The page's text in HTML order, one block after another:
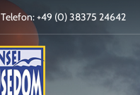
Telefon: +49 (0) 38375 24642